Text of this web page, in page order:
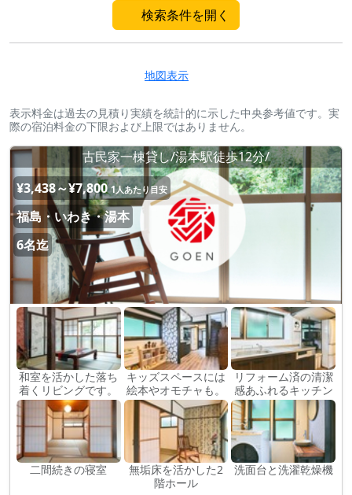
検索条件を開く
地図表示
表示料金は過去の見積り実績を統計的に示した中央参考値です。実
際の宿泊料金の下限および上限ではありません。
古民家一棟貸し/湯本駅徒歩12分/
¥3,438～¥7,800 1人あたり目安
福島・いわき・湯本
6名迄
和室を活かした落ち
着くリビングです。
キッズスペースには
絵本やオモチャも。
リフォーム済の清潔
感あふれるキッチン
二間続きの寝室
無垢床を活かした2
階ホール
洗面台と洗濯乾燥機